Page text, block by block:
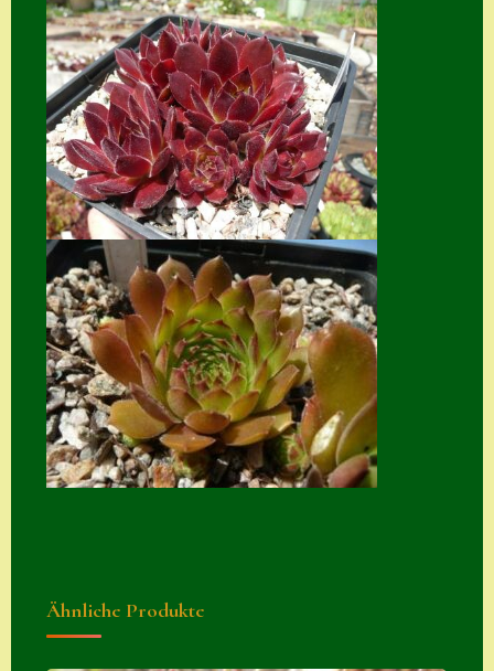
Mein Konto
Naturformen
S. x nixonii
Semps die ich
suche
Semps von A – Z
Shop
Suche
Sue Thomas
Translator
Versand
Versand von
Semps
Ähnliche Produkte